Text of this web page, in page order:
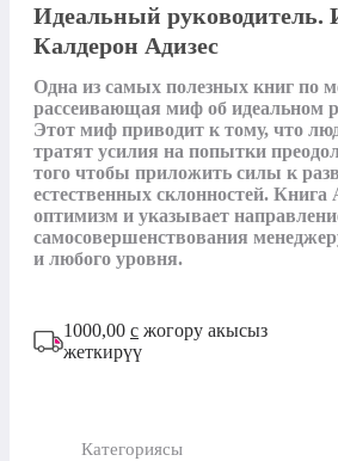
Идеальный руководитель.
Калдерон Адизес
Одна из самых полезных книг по
рассеивающая миф об идеальном
Этот миф приводит к тому, что
тратят усилия на попытки
того чтобы приложить силы к
естественных склонностей. Книга
оптимизм и указывает
самосовершенствования
и любого уровня.
1000,00 с жогору акысыз
жеткирүү
Категориясы